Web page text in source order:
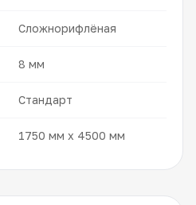
Сложнорифлёная
8 мм
Стандарт
1750 мм x 4500 мм